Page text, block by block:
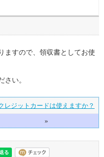
ますので、領収書としてお使
い。
レジットカードは使えますか？
»